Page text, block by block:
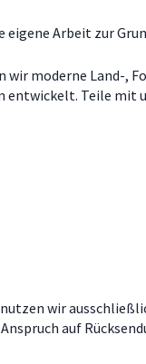
eigene Arbeit zur
moderne Land-,
Teile mit
wir
auf